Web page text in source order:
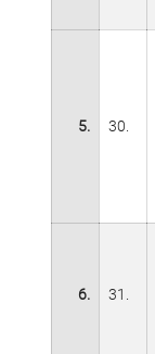
5. 30.
6. 31.